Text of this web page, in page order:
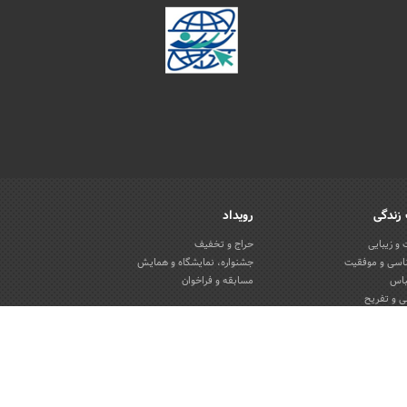
زیبایی
و موفقیت
و تفریح
رویداد
حراج و تخفیف
جشنواره، نمایشگاه و همایش
مسابقه و فراخوان